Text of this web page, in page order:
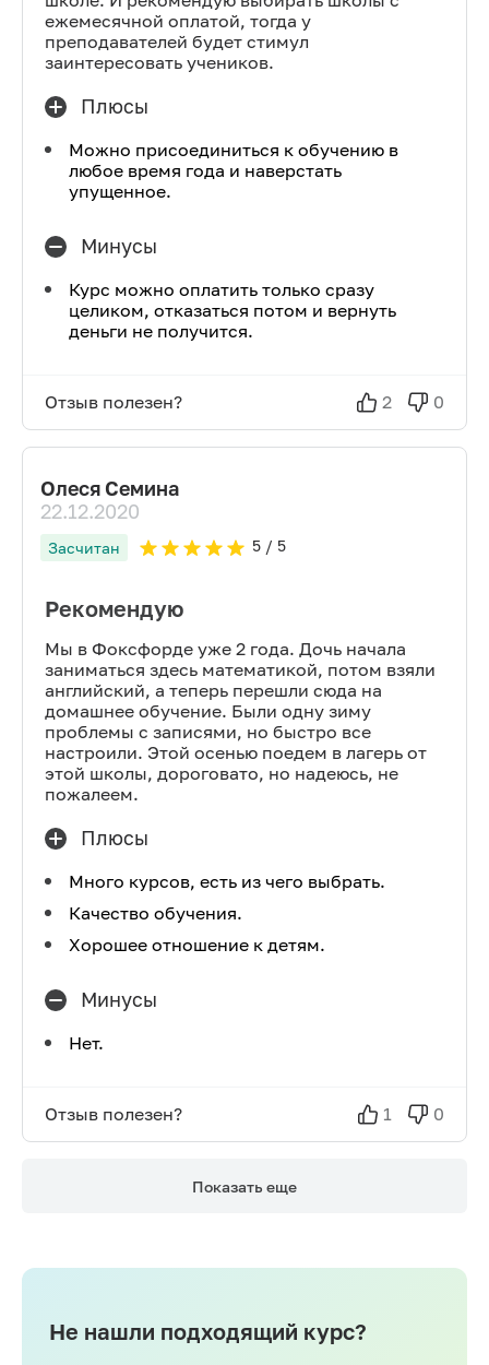
ежемесячной оплатой, тогда у
преподавателей будет стимул
заинтересовать учеников.
Плюсы
Можно присоединиться к обучению в
любое время года и наверстать
упущенное.
Минусы
Курс можно оплатить только сразу
целиком, отказаться потом и вернуть
деньги не получится.
Отзыв полезен? 2 0
Олеся Семина
22.12.2020
Засчитан 5/ 5
Рекомендую
Мы в Фоксфорде уже 2 года. Дочь начала
заниматься здесь математикой, потом взяли
английский, а теперь перешли сюда на
домашнее обучение. Были одну зиму
проблемы с записями, но быстро все
настроили. Этой осенью поедем в лагерь от
этой школы, дороговато, но надеюсь, не
пожалеем.
Плюсы
Много курсов, есть из чего выбрать.
Качество обучения.
Хорошее отношение к детям.
Минусы
Нет.
Отзыв полезен? 1 0
Показать еще
Не нашли подходящий курс?